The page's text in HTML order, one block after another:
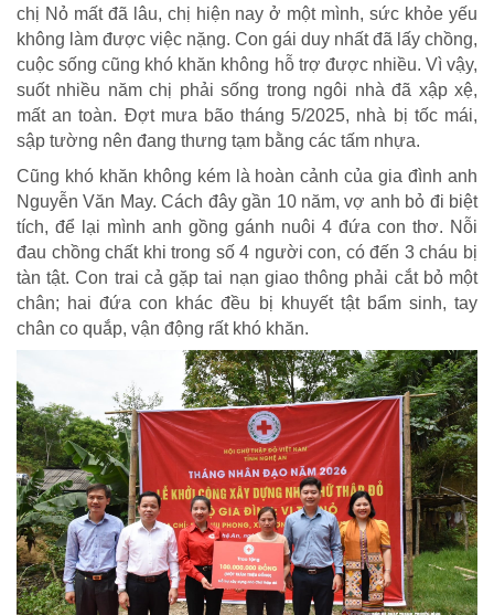
CHÍNH SÁCH AN SINH
Giảm nghèo bền vững
Xây dựng Nông thôn mới
Bảo hiểm xã hội - Bảo hiểm y tế
chị Nỏ mất đã lâu, chị hiện nay ở một mình, sức khỏe yếu
không làm được việc nặng. Con gái duy nhất đã lấy chồng,
cuộc sống cũng khó khăn không hỗ trợ được nhiều. Vì vậy,
suốt nhiều năm chị phải sống trong ngôi nhà đã xập xệ,
mất an toàn. Đợt mưa bão tháng 5/2025, nhà bị tốc mái,
sập tường nên đang thưng tạm bằng các tấm nhựa.
Cũng khó khăn không kém là hoàn cảnh của gia đình anh
Nguyễn Văn May. Cách đây gần 10 năm, vợ anh bỏ đi biệt
tích, để lại mình anh gồng gánh nuôi 4 đứa con thơ. Nỗi
đau chồng chất khi trong số 4 người con, có đến 3 cháu bị
tàn tật. Con trai cả gặp tai nạn giao thông phải cắt bỏ một
chân; hai đứa con khác đều bị khuyết tật bẩm sinh, tay
chân co quắp, vận động rất khó khăn.